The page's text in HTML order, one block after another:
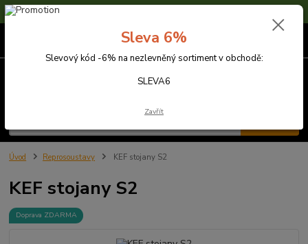
Sleva 6% na nezlevněné zboží s kódem SLEVA6
Úvod Reprosoustavy KEF stojany S2
KEF stojany S2
Doprava ZDARMA
Sleva 6%
Slevový kód -6% na nezlevněný sortiment v obchodě:
SLEVA6
Zavřít